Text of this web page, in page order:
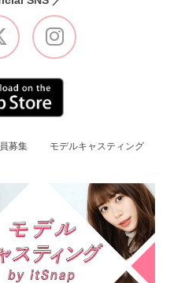
募集 モデルキャスティング